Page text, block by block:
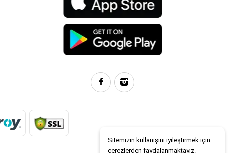
Sitemizin kullanışını iyileştirmek için
çerezlerden faydalanmaktayız.